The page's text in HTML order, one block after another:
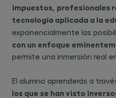
impuestos, profesionales
tecnología aplicada a la
exponencialmente las
con un enfoque
permite una inmersión real
El alumno aprenderás a
los que se han visto